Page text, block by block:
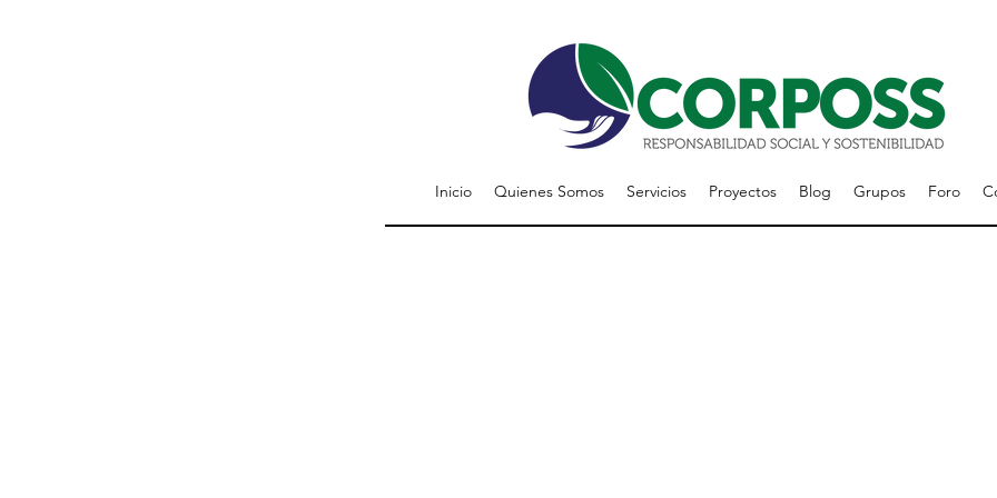
Inicio Quienes Somos Servicios Proyectos Blog Grupos Foro